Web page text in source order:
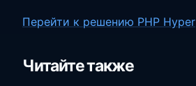
Перейти к решению PHP Hyper
Читайте также